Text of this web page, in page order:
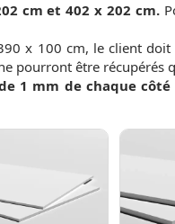
cm et 402 x 202 cm.
x 100 cm, le client
pourront être récupérés
1 mm de chaque